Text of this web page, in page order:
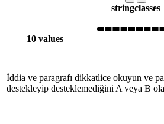
stringclasses
10 values
İddia ve paragrafı dikkatlice okuyun ve
destekleyip desteklemediğini A veya B